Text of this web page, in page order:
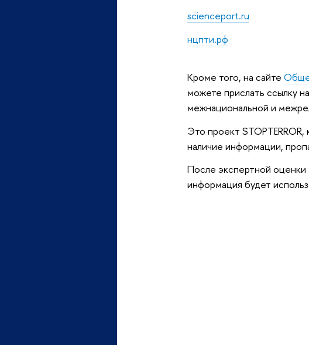
scienceport.ru
нцпти.рф
Кроме того, на сайте
можете прислать ссылку
межнациональной и
Это проект
наличие информации,
После экспертной оценки
информация будет